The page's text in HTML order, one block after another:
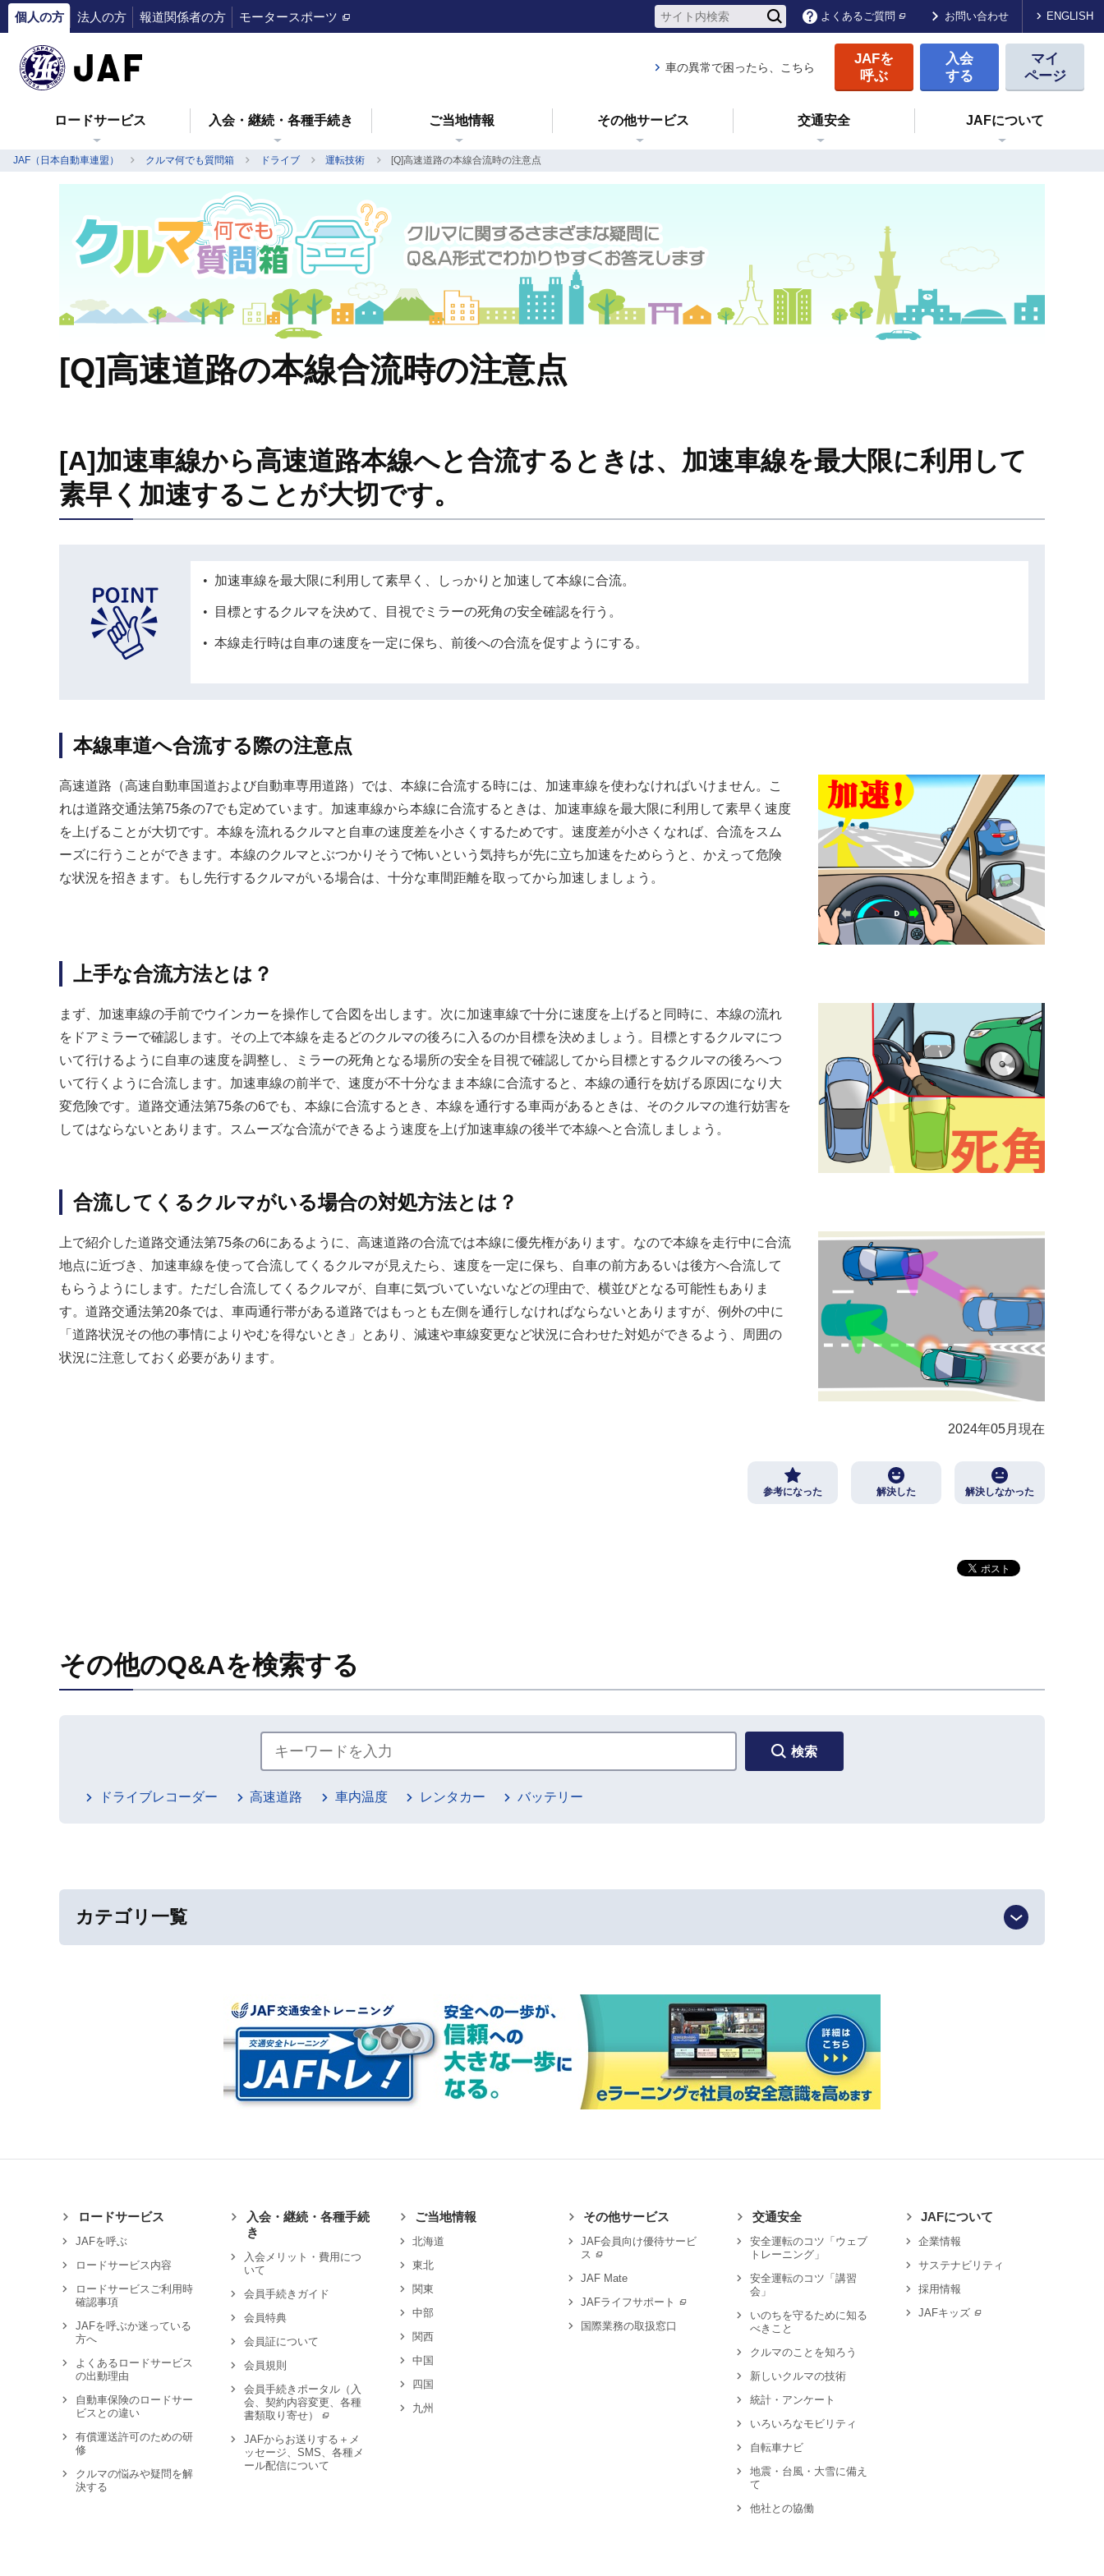
個人の方 法人の方 報道関係者の方 モータースポーツ よくあるご質問 お問い合わせ ENGLISH
車の異常で困ったら、こちら
JAFを
呼ぶ
入会
する
マイ
ページ
ロードサービス 入会・継続・各種手続き ご当地情報 その他サービス 交通安全 JAFについて
JAF（日本自動車連盟） クルマ何でも質問箱 ドライブ 運転技術 [Q]高速道路の本線合流時の注意点
[Q]高速道路の本線合流時の注意点
[A]加速車線から高速道路本線へと合流するときは、加速車線を最大限に利用して
素早く加速することが大切です。
加速車線を最大限に利用して素早く、しっかりと加速して本線に合流。
目標とするクルマを決めて、目視でミラーの死角の安全確認を行う。
本線走行時は自車の速度を一定に保ち、前後への合流を促すようにする。
本線車道へ合流する際の注意点
高速道路（高速自動車国道および自動車専用道路）では、本線に合流する時には、加速車線を使わなければいけません。こ
れは道路交通法第75条の7でも定めています。加速車線から本線に合流するときは、加速車線を最大限に利用して素早く速度
を上げることが大切です。本線を流れるクルマと自車の速度差を小さくするためです。速度差が小さくなれば、合流をスム
ーズに行うことができます。本線のクルマとぶつかりそうで怖いという気持ちが先に立ち加速をためらうと、かえって危険
な状況を招きます。もし先行するクルマがいる場合は、十分な車間距離を取ってから加速しましょう。
上手な合流方法とは？
まず、加速車線の手前でウインカーを操作して合図を出します。次に加速車線で十分に速度を上げると同時に、本線の流れ
をドアミラーで確認します。その上で本線を走るどのクルマの後ろに入るのか目標を決めましょう。目標とするクルマにつ
いて行けるように自車の速度を調整し、ミラーの死角となる場所の安全を目視で確認してから目標とするクルマの後ろへつ
いて行くように合流します。加速車線の前半で、速度が不十分なまま本線に合流すると、本線の通行を妨げる原因になり大
変危険です。道路交通法第75条の6でも、本線に合流するとき、本線を通行する車両があるときは、そのクルマの進行妨害を
してはならないとあります。スムーズな合流ができるよう速度を上げ加速車線の後半で本線へと合流しましょう。
合流してくるクルマがいる場合の対処方法とは？
上で紹介した道路交通法第75条の6にあるように、高速道路の合流では本線に優先権があります。なので本線を走行中に合流
地点に近づき、加速車線を使って合流してくるクルマが見えたら、速度を一定に保ち、自車の前方あるいは後方へ合流して
もらうようにします。ただし合流してくるクルマが、自車に気づいていないなどの理由で、横並びとなる可能性もありま
す。道路交通法第20条では、車両通行帯がある道路ではもっとも左側を通行しなければならないとありますが、例外の中に
「道路状況その他の事情によりやむを得ないとき」とあり、減速や車線変更など状況に合わせた対処ができるよう、周囲の
状況に注意しておく必要があります。
2024年05月現在
参考になった 解決した 解決しなかった
その他のQ&Aを検索する
検索
ドライブレコーダー 高速道路 車内温度 レンタカー バッテリー
カテゴリ一覧
ロードサービス
JAFを呼ぶ
ロードサービス内容
ロードサービスご利用時
確認事項
JAFを呼ぶか迷っている
方へ
よくあるロードサービス
の出動理由
自動車保険のロードサー
ビスとの違い
有償運送許可のための研
修
クルマの悩みや疑問を解
決する
入会・継続・各種手続
き
入会メリット・費用につ
いて
会員手続きガイド
会員特典
会員証について
会員規則
会員手続きポータル（入
会、契約内容変更、各種
書類取り寄せ）
JAFからお送りする＋メ
ッセージ、SMS、各種メ
ール配信について
ご当地情報
北海道
東北
関東
中部
関西
中国
四国
九州
その他サービス
JAF会員向け優待サービ
ス
JAF Mate
JAFライフサポート
国際業務の取扱窓口
交通安全
安全運転のコツ「ウェブ
トレーニング」
安全運転のコツ「講習
会」
いのちを守るために知る
べきこと
クルマのことを知ろう
新しいクルマの技術
統計・アンケート
いろいろなモビリティ
自転車ナビ
地震・台風・大雪に備え
て
他社との協働
JAFについて
企業情報
サステナビリティ
採用情報
JAFキッズ